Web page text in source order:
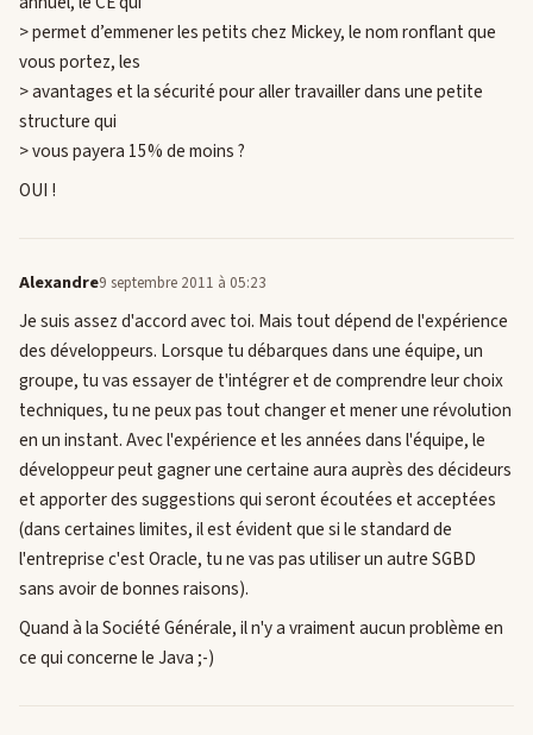
> permet d’emmener les petits chez Mickey, le nom ronflant que
vous portez, les
> avantages et la sécurité pour aller travailler dans une petite
structure qui
> vous payera 15% de moins ?
OUI !
Alexandre9 septembre 2011 à 05:23
Je suis assez d'accord avec toi. Mais tout dépend de l'expérience
des développeurs. Lorsque tu débarques dans une équipe, un
groupe, tu vas essayer de t'intégrer et de comprendre leur choix
techniques, tu ne peux pas tout changer et mener une révolution
en un instant. Avec l'expérience et les années dans l'équipe, le
développeur peut gagner une certaine aura auprès des décideurs
et apporter des suggestions qui seront écoutées et acceptées
(dans certaines limites, il est évident que si le standard de
l'entreprise c'est Oracle, tu ne vas pas utiliser un autre SGBD
sans avoir de bonnes raisons).
Quand à la Société Générale, il n'y a vraiment aucun problème en
ce qui concerne le Java ;-)